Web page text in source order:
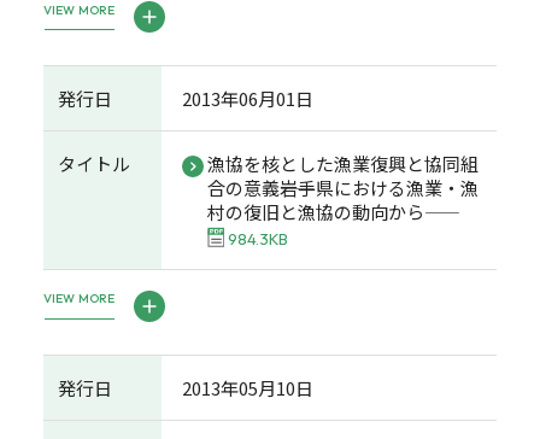
VIEW MORE
発行日 2013年06月01日
タイトル
漁協を核とした漁業復興と協同組
合の意義――岩手県における漁業・漁
村の復旧と漁協の動向から――
984.3KB
VIEW MORE
発行日 2013年05月10日